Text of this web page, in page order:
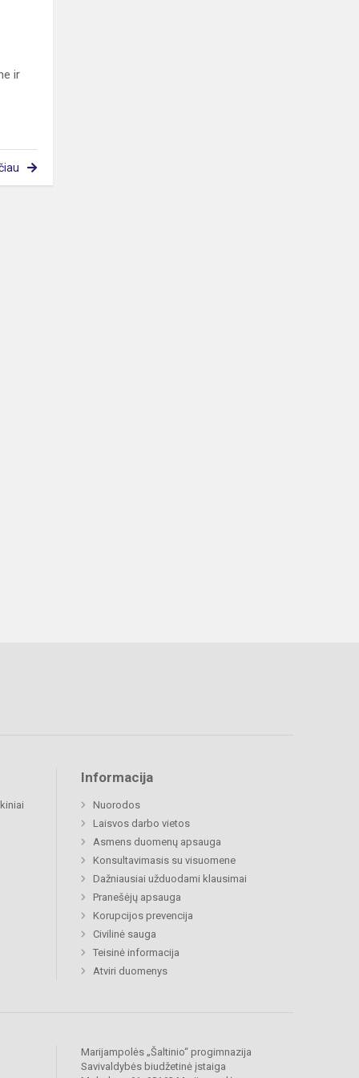
ir
Informacija
Nuorodos
Laisvos darbo vietos
Asmens duomenų apsauga
Konsultavimasis su visuomene
Dažniausiai užduodami klausimai
Pranešėjų apsauga
Korupcijos prevencija
Civilinė sauga
Teisinė informacija
Atviri duomenys
Marijampolės „Šaltinio“ progimnazija
Savivaldybės biudžetinė įstaiga